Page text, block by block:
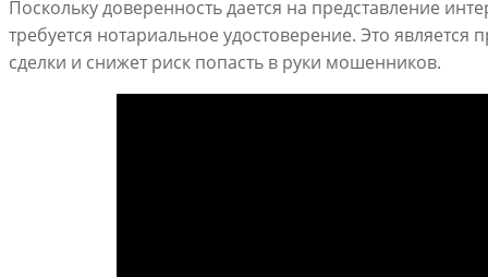
Поскольку доверенность дается на представление
требуется нотариальное удостоверение. Это
сделки и снижет риск попасть в руки мошенников.